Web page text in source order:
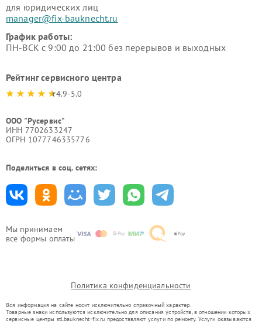
Мы принимаем
все формы оплаты
для юридических лиц
manager@fix-bauknecht.ru
График работы:
ПН-ВСК с 9:00 до 21:00 без перерывов и выходных
Рейтинг сервисного центра
4.9-5.0
ООО "Русервис"
ИНН 7702633247
ОГРН 1077746335776
Поделиться в соц. сетях:
Политика конфиденциальности
Вся информация на сайте носит исключительно справочный характер.
Товарные знаки используются исключительно для описания устройств, в отношении которых
сервисные центры stl.bauknecht-fix.ru предоставляют услуги по ремонту. Услуги оказываются